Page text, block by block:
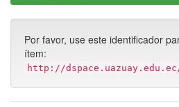
Por favor, use este identificador
ítem:
http://